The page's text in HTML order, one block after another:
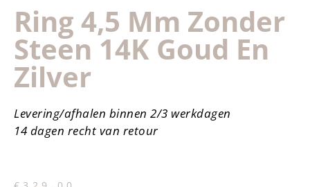
Ring 4,5 Mm Zonder
Steen 14K Goud En
Zilver
Levering/afhalen binnen 2/3 werkdagen
14 dagen recht van retour